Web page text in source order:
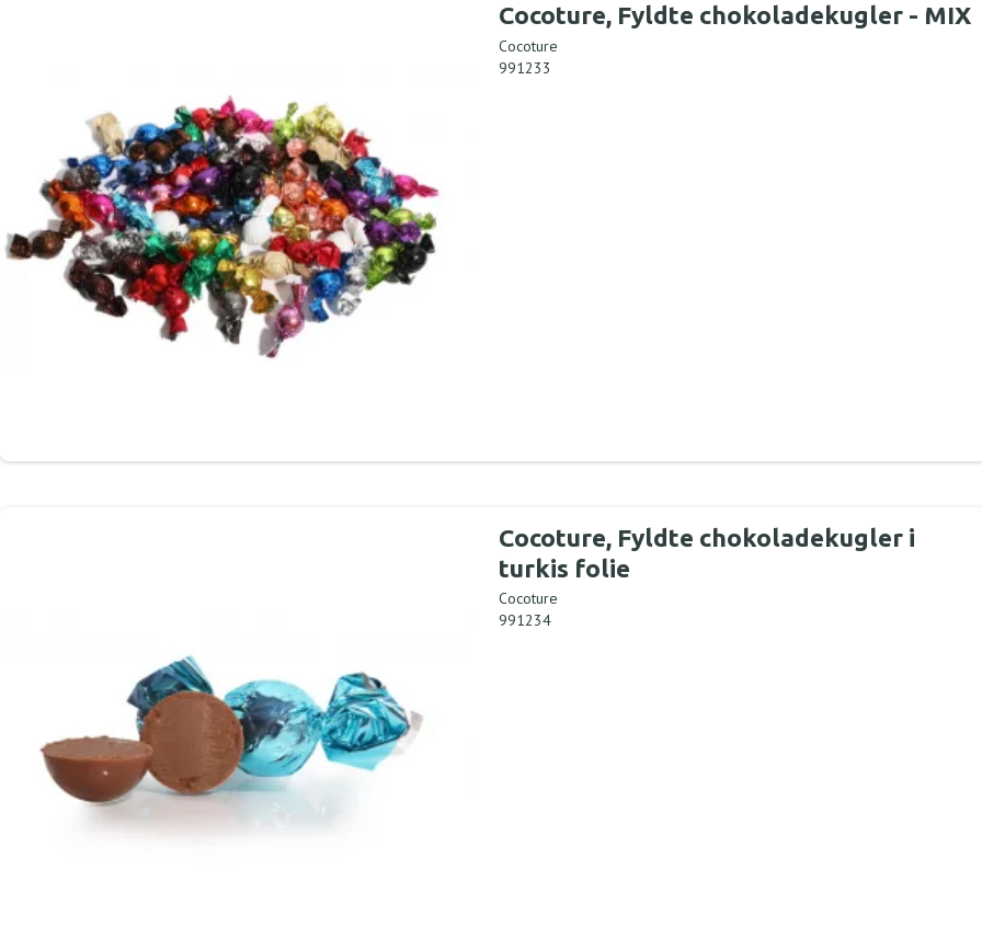
Cocoture, Fyldte chokoladekugler - MIX
Cocoture
991233
Cocoture, Fyldte chokoladekugler i
turkis folie
Cocoture
991234